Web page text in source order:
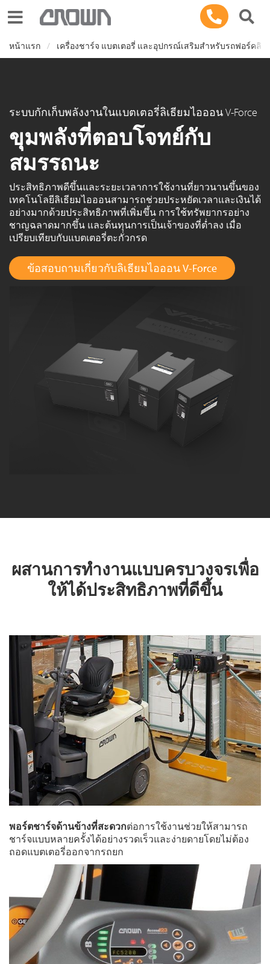
Toggle navigation
หน้าแรก เครื่องชาร์จ แบตเตอรี่ และอุปกรณ์เสริมสำหรับรถฟอร์คลิฟ
ระบบกักเก็บพลังงานในแบตเตอรี่ลิเธียมไอออน V-Force
ขุมพลังที่ตอบโจทย์กับ
สมรรถนะ
ประสิทธิภาพดีขึ้นและระยะเวลาการใช้งานที่ยาวนานขึ้นของ
เทคโนโลยีลิเธียมไอออนสามารถช่วยประหยัดเวลาและเงินได้
อย่างมากด้วยประสิทธิภาพที่เพิ่มขึ้น การใช้ทรัพยากรอย่าง
ชาญฉลาดมากขึ้น และต้นทุนการเป็นเจ้าของที่ต่ำลง เมื่อ
เปรียบเทียบกับแบตเตอรี่ตะกั่วกรด
ข้อสอบถามเกี่ยวกับลิเธียมไอออน V-Force
ผสานการทำงานแบบครบวงจรเพื่อ
ให้ได้ประสิทธิภาพที่ดีขึ้น
พอร์ตชาร์จด้านข้างที่สะดวกต่อการใช้งานช่วยให้สามารถ
ชาร์จแบบหลายครั้งได้อย่างรวดเร็วและง่ายดายโดยไม่ต้อง
ถอดแบตเตอรี่ออกจากรถยก